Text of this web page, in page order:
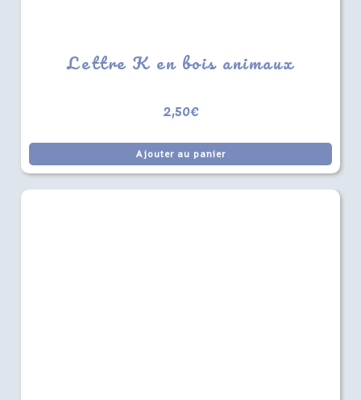
Lettre K en bois animaux
2,50€
Ajouter au panier